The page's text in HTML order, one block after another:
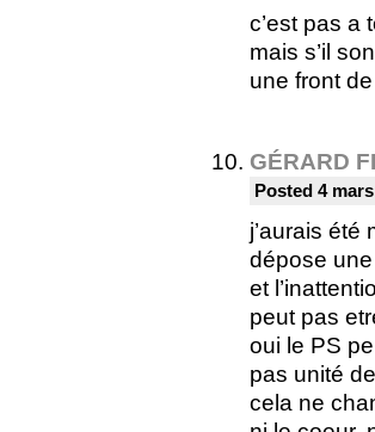
c’est pas a
mais s’il
une front
GÉRARD
Posted 4
j’aurais
dépose
et
peut pas
oui le PS
pas unité
cela ne